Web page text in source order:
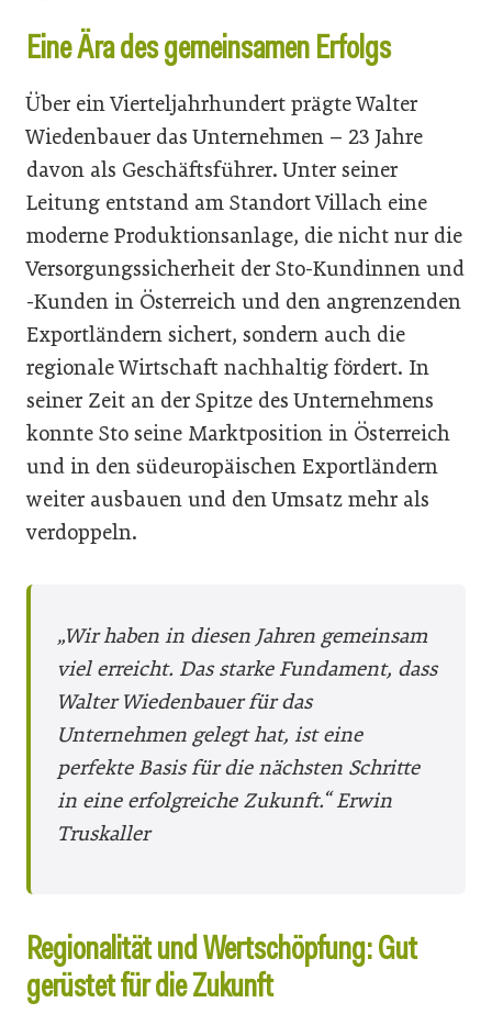
Eine Ära des gemeinsamen Erfolgs
Über ein Vierteljahrhundert prägte Walter
Wiedenbauer das Unternehmen – 23 Jahre
davon als Geschäftsführer. Unter seiner
Leitung entstand am Standort Villach eine
moderne Produktionsanlage, die nicht nur die
Versorgungssicherheit der Sto-Kundinnen und
-Kunden in Österreich und den angrenzenden
Exportländern sichert, sondern auch die
regionale Wirtschaft nachhaltig fördert. In
seiner Zeit an der Spitze des Unternehmens
konnte Sto seine Marktposition in Österreich
und in den südeuropäischen Exportländern
weiter ausbauen und den Umsatz mehr als
verdoppeln.
„Wir haben in diesen Jahren gemeinsam
viel erreicht. Das starke Fundament, dass
Walter Wiedenbauer für das
Unternehmen gelegt hat, ist eine
perfekte Basis für die nächsten Schritte
in eine erfolgreiche Zukunft.“ Erwin
Truskaller
Regionalität und Wertschöpfung: Gut
gerüstet für die Zukunft